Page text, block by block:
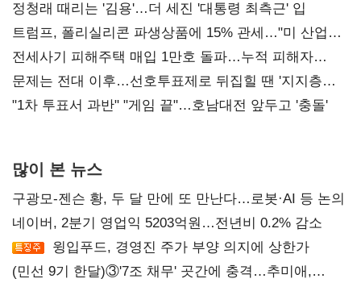
정청래 때리는 '김용'…더 세진 '대통령 최측근' 입
트럼프, 폴리실리콘 파생상품에 15% 관세…"미 산업
재건"
전세사기 피해주택 매입 1만호 돌파…누적 피해자
4만278명
문제는 전대 이후…선호투표제로 뒤집힐 땐 '지지층
불복'
"1차 투표서 과반" "게임 끝"…호남대전 앞두고 '충돌'
많이 본 뉴스
구광모-젠슨 황, 두 달 만에 또 만난다…로봇·AI 등 논의
네이버, 2분기 영업익 5203억원…전년비 0.2% 감소
윙입푸드, 경영진 주가 부양 의지에 상한가
(민선 9기 한달)③'7조 채무' 곳간에 충격…추미애,